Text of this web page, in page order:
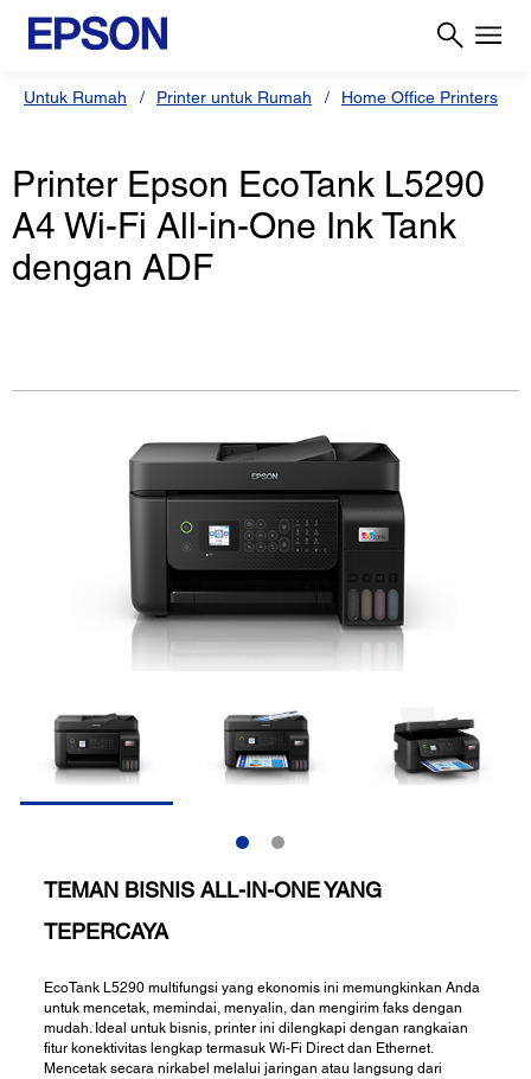
Untuk Rumah Printer untuk Rumah Home Office Printers
Printer Epson EcoTank L5290
A4 Wi-Fi All-in-One Ink Tank
dengan ADF
TEMAN BISNIS ALL-IN-ONE YANG
TEPERCAYA
EcoTank L5290 multifungsi yang ekonomis ini memungkinkan Anda
untuk mencetak, memindai, menyalin, dan mengirim faks dengan
mudah. Ideal untuk bisnis, printer ini dilengkapi dengan rangkaian
fitur konektivitas lengkap termasuk Wi-Fi Direct dan Ethernet.
Mencetak secara nirkabel melalui jaringan atau langsung dari